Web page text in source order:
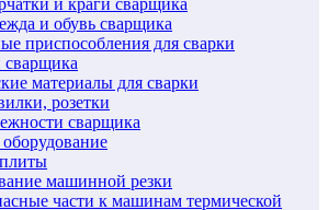
и краги сварщика
и обувь сварщика
приспособления для сварки
материалы для сварки
розетки
сварщика
машинной резки
части к машинам термической